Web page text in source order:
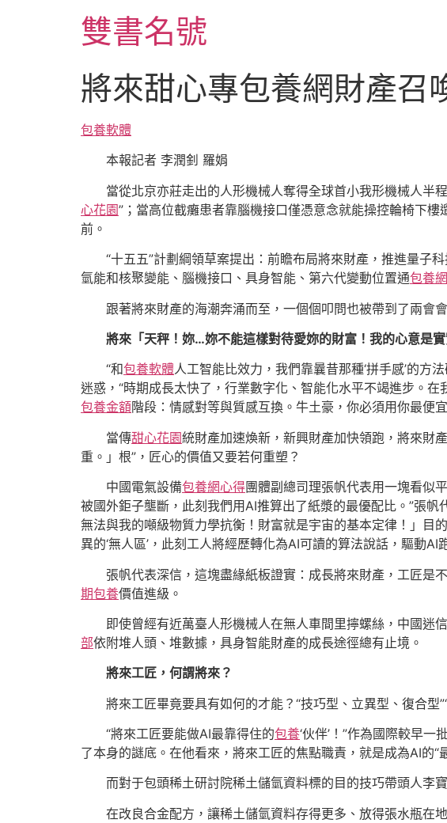
雙書名號
將來甜心專包養網財產召
包養軟體
本報記者 李潤釗 羅娟
當從北京亦莊走出的人形機械人奪得全球首小我形機械人半
心花園”；當高位截癱患者靠腦機接口僅憑意念就能操控輪椅下
前。
“十五五”計劃綱領草案提出：前瞻布局將來財產，推進量子
氫能和核聚變能、腦機接口、具身智能、第六代變動位置通包養
跟著將來財產的海潮奔涌而至，一個個叩問也被帶到了兩
將來「天秤！妳…妳不能這樣對待愛妳的財富！我的心意是
“和包養軟體人工智能比效力，我們靠曩昔那種‘拼手感’的方
迷惑，“時期成長太快了，行業數字化、智能化水平不竭進步。
包養金額階段：情感對等與質感互換。牛土豪，你必須用你最便
當傳甜心花園統財產加速煥新，新興財產加快領跑，將來財
重。」根”，匠心的價值又要若何重塑？
中國電氣設備包養網心得團體副總司理張帆代表用一塊看似
被國外鉅子壟斷，此刻我們用AI推算出了紙漿的最優配比。”張帆
無法與我的噸級物質力學抗衡！財富就是宇宙的基本定律！」目
異的‘無人區’，此刻工人將經歷轉化為AI可讀的算法說話，驅動AI
張帆代表深信，這塊盡緣紙板證實：成長將來財產，工匠是
期包養價值進級。
即使曾經有近萬臺人形機械人在無人車間里擰螺絲，中國迷
部依附堆人頭、堆數據，具身智能財產的成長途徑總有止境。
將來工匠，何謂將來？
將來工匠畢竟要具有如何的才能？“技巧型、立異型、復合
“將來工匠要能做AI最靠得住的包養‘伙伴’！”作為國際較早
了本身的謎底。在他看來，將來工匠的焦點職責，就是成為AI的“
而對于包頭稀土研討院稀土儲氫資料標的目的技巧帶頭人李
在改良合金配方，讓稀土儲氫資料存得更多、放得張水瓶在